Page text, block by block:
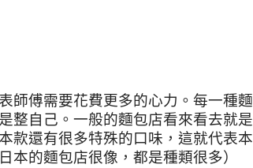
師傅需要花費更多的心力。每一種麵
整自己。一般的麵包店看來看去就是
款還有很多特殊的口味，這就代表本
本的麵包店很像，都是種類很多）